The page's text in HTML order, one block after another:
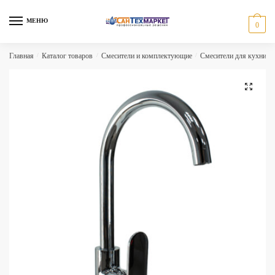
МЕНЮ
0
Главная Каталог товаров Смесители и комплектующие Смесители для кухни
🔍